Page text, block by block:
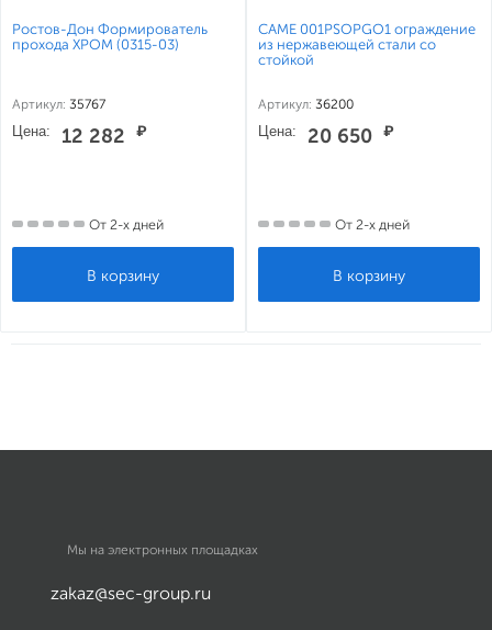
Ростов-Дон Формирователь
прохода ХРОМ (0315-03)
Артикул: 35767
Цена: 12 282 ₽
От 2-х дней
CAME 001PSOPGO1 ограждение
из нержавеющей стали со
стойкой
Артикул: 36200
Цена: 20 650 ₽
От 2-х дней
Мы на электронных площадках
zakaz@sec-group.ru